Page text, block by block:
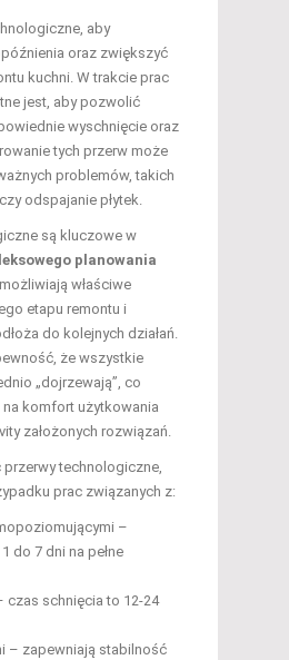
aby
oraz zwiększyć
kuchni. W trakcie prac
jest, aby pozwolić
wyschnięcie oraz
tych przerw może
problemów, takich
odspajanie płytek.
są kluczowe w
planowania
właściwe
etapu remontu i
do kolejnych działań.
że wszystkie
„dojrzewają”, co
na komfort użytkowania
założonych rozwiązań.
technologiczne,
prac związanych z:
–
do 7 dni na pełne
czas schnięcia to 12-24
– zapewniają stabilność